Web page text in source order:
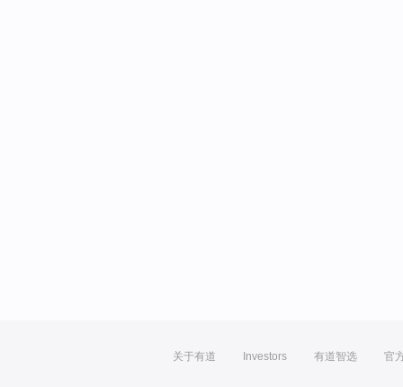
关于有道 Investors 有道智选 官